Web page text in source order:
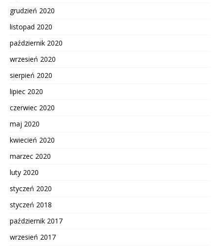
grudzień 2020
listopad 2020
październik 2020
wrzesień 2020
sierpień 2020
lipiec 2020
czerwiec 2020
maj 2020
kwiecień 2020
marzec 2020
luty 2020
styczeń 2020
styczeń 2018
październik 2017
wrzesień 2017